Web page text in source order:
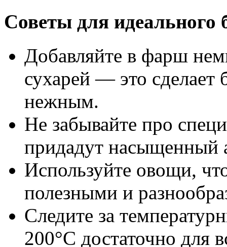
Советы для
Добавляйте в фарш
сухарей — это
нежным.
Не забывайте про
придадут насыщенный
Используйте овощи,
полезными и
Следите за
200°C достаточно для